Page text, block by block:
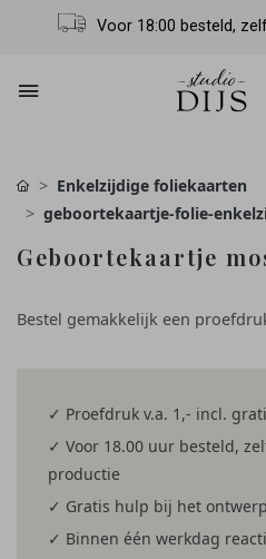
Voor 18:00 besteld,
Enkelzijdige foliekaarten
geboortekaartje-folie-
Geboortekaartje
Bestel gemakkelijk een
✓ Proefdruk v.a. 1,- incl.
✓ Voor 18.00 uur besteld,
productie
✓ Gratis hulp bij het
✓ Binnen één werkdag